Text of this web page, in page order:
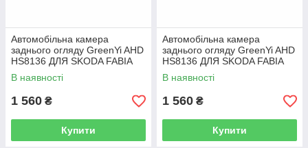
Автомобільна камера
заднього огляду GreenYi AHD
HS8136 ДЛЯ SKODA FABIA
KODIAQ SUPERB OCTAVIA
RAPID/VW BORA SHARAN
В наявності
1 560 ₴
Купити
Автомобільна камера
заднього огляду GreenYi AHD
HS8136 ДЛЯ SKODA FABIA
KODIAQ SUPERB OCTAVIA
RAPID/VW BORA SHARAN
В наявності
1 560 ₴
Купити